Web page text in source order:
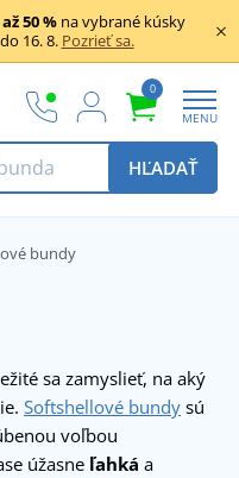
50 %na vybrané kúsky
16. 8. Pozrieť sa.
0
MENU
HĽADAŤ
bundy
sa zamyslieť, na aký
Softshellové bundy sú
voľbou
úžasne ľahká a